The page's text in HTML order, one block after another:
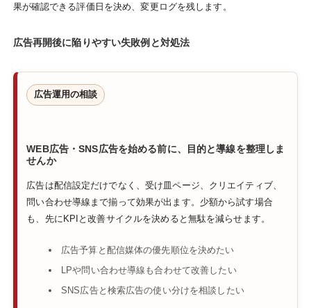
果が確認できる評価日を決め、変更ログを残します。
広告再開後に陥りやすい失敗例と対処法
広告運用の相談
WEB広告・SNS広告を始める前に、目的と導線を整理しま
せんか
広告は配信設定だけでなく、受け皿ページ、クリエイティブ、
問い合わせ導線まで揃って効果が出ます。少額から試す場合
も、先にKPIと改善サイクルを決めると無駄を減らせます。
広告予算と配信媒体の優先順位を決めたい
LPや問い合わせ導線も合わせて改善したい
SNS広告と検索広告の使い分けを相談したい